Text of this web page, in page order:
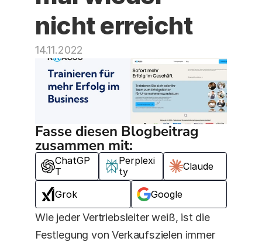
nicht erreicht
14.11.2022
Fasse diesen Blogbeitrag
zusammen mit:
ChatGP
T
Perplexi
ty
Claude
Grok Google
Wie jeder Vertriebsleiter weiß, ist die
Festlegung von Verkaufszielen immer